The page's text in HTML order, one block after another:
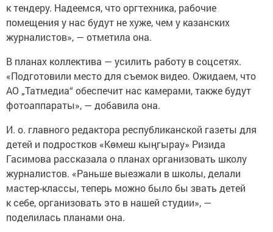
к тендеру. Надеемся, что оргтехника, рабочие
помещения у нас будут не хуже, чем у казанских
журналистов», — отметила она.
В планах коллектива — усилить работу в соцсетях.
«Подготовили место для съемок видео. Ожидаем, что
АО „Татмедиа“ обеспечит нас камерами, также будут
фотоаппараты», — добавила она.
И. о. главного редактора республиканской газеты для
детей и подростков «Көмеш кыңгырау» Ризида
Гасимова рассказала о планах организовать школу
журналистов. «Раньше выезжали в школы, делали
мастер-классы, теперь можно было бы звать детей
к себе, организовать это в нашей студии», —
поделилась планами она.